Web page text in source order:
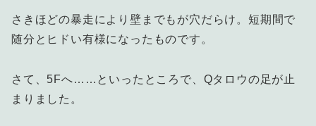
さきほどの暴走により壁までもが穴だらけ。短期間で
随分とヒドい有様になったものです。
さて、5Fへ……といったところで、Qタロウの足が止
まりました。